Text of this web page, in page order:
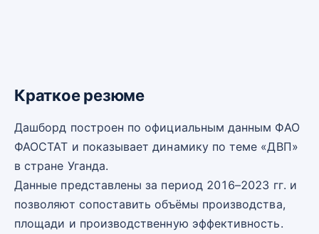
Краткое резюме
Дашборд построен по официальным данным ФАО
ФАОСТАТ и показывает динамику по теме «ДВП»
в стране Уганда.
Данные представлены за период 2016–2023 гг. и
позволяют сопоставить объёмы производства,
площади и производственную эффективность.